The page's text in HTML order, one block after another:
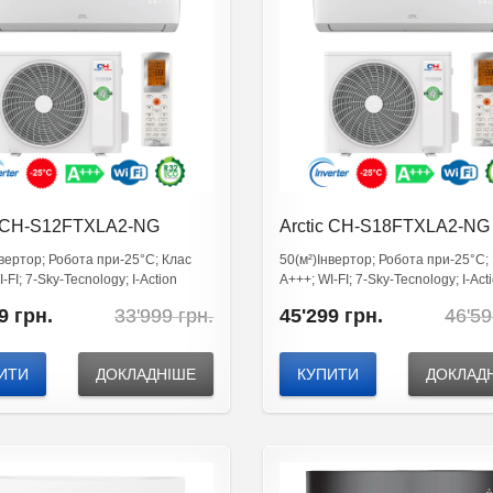
S12FTXLA2-NG
Робота при-25°C; Клас
FI; 7-Sky-Tecnology; I-Action
33'999грн.Original
was:
грн..
грн.
Current
is:
грн..
ДОКЛАДНІШЕ
Arctic CH-S18FTXLA2-NG
50(м²)Інвертор; Робота при-25°C;
А+++; WI-FI; 7-Sky-Tecnology; I-
45'299 грн.
КУПИТИ